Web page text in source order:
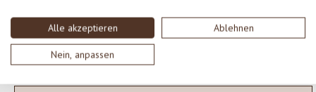
Alle akzeptieren Ablehnen
Nein, anpassen
Bewertungen nur in der aktuellen Sprache anzeigen.